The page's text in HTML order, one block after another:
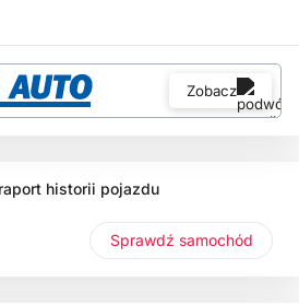
historii pojazdu
Sprawdź samochód
Zobacz